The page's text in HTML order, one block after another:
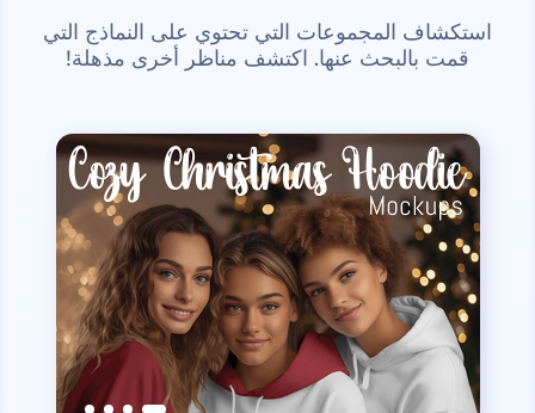
استكشاف المجموعات التي تحتوي على النماذج التي
قمت بالبحث عنها. اكتشف مناظر أخرى مذهلة!